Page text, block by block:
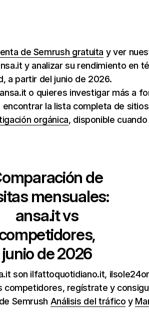
de Semrush gratuita y ver
y analizar su rendimiento en
a partir del junio de 2026.
o quieres investigar más a
la lista completa de
orgánica, disponible
de
mensuales:
ansa.itvs
junio de 2026
son ilfattoquotidiano.it,
competidores, regístrate y
Semrush Análisis del tráfico y